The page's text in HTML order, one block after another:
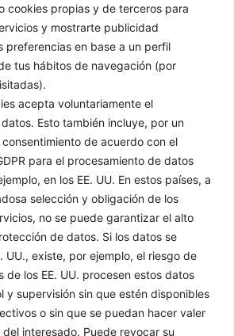
cookies propias y de terceros para
y mostrarte publicidad
preferencias en base a un perfil
tus hábitos de navegación (por
acepta voluntariamente el
Esto también incluye, por un
de acuerdo con el
para el procesamiento de datos
en los EE. UU. En estos países, a
selección y obligación de los
no se puede garantizar el alto
de datos. Si los datos se
UU., existe, por ejemplo, el riesgo de
de los EE. UU. procesen estos datos
y supervisión sin que estén disponibles
o sin que se puedan hacer valer
interesado. Puede revocar su
ind. Sector 8, 28850, Torrejón de Ardoz,
Legal
Aviso Legal
Política de Privacidad
Política de Cookies
Condiciones Generales
de Venta
Canal Denuncias